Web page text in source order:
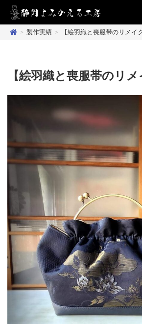
> 製作実績 > 【絵羽織と喪服帯のリメイク
【絵羽織と喪服帯のリメ